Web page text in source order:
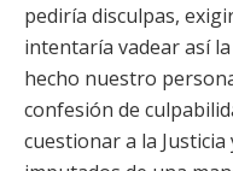
pediría disculpas,
intentaría vadear así
hecho nuestro
confesión de
cuestionar a la